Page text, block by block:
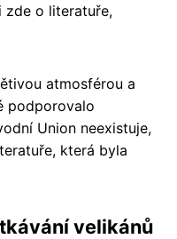
zde o literatuře,
atmosférou a
podporovalo
Union neexistuje,
která byla
velikánů